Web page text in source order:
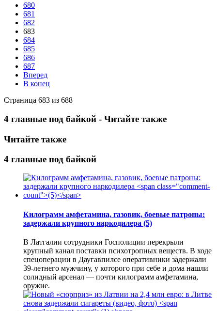
680
681
682
683
684
685
686
687
Вперед
В конец
Страница 683 из 688
4 главные под байкой - Читайте также
Читайте также
4 главные под байкой
Килограмм амфетамина, газовик, боевые патроны:
задержали крупного наркодилера (5)
В Латгалии сотрудники Госполиции перекрыли
крупный канал поставки психотропных веществ. В ходе
спецоперации в Даугавпилсе оперативники задержали
39-летнего мужчину, у которого при себе и дома нашли
солидный арсенал — почти килограмм амфетамина,
оружие.